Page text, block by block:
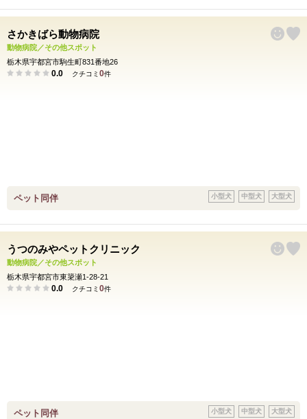
さかきばら動物病院
動物病院／その他スポット
栃木県宇都宮市駒生町831番地26
0.0 クチコミ 0件
ペット同伴 小型犬 中型犬 大型犬
うつのみやペットクリニック
動物病院／その他スポット
栃木県宇都宮市東簗瀬1-28-21
0.0 クチコミ 0件
ペット同伴 小型犬 中型犬 大型犬